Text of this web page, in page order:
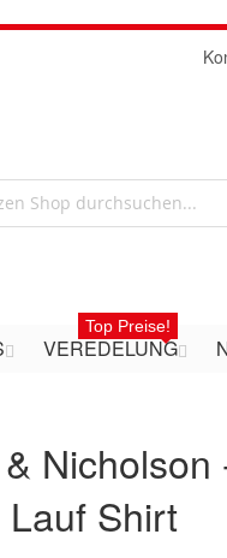
VEREDELUNG
Top Preise!
Nicholson
Shirt